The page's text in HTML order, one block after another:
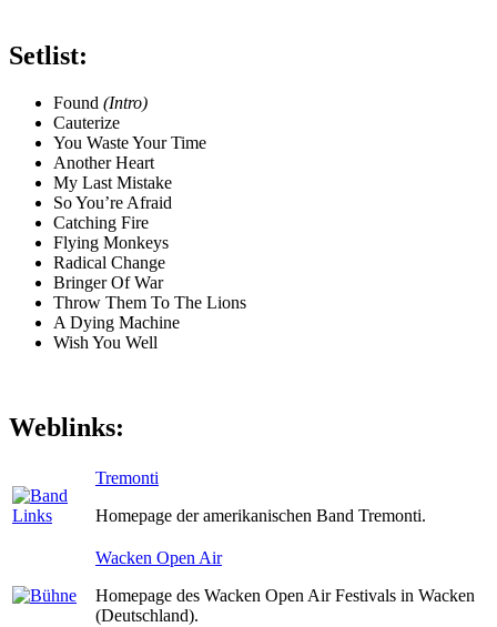
Setlist:
Found (Intro)
Cauterize
You Waste Your Time
Another Heart
My Last Mistake
So You’re Afraid
Catching Fire
Flying Monkeys
Radical Change
Bringer Of War
Throw Them To The Lions
A Dying Machine
Wish You Well
Weblinks:
Tremonti
Homepage der amerikanischen Band Tremonti.
Wacken Open Air
Homepage des Wacken Open Air Festivals in Wacken
(Deutschland).